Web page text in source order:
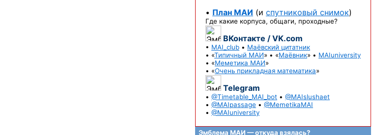
• План МАИ (и спутниковый снимок)
Где какие корпуса, общаги, проходные?
ВКонтакте / VK.com
• MAI_club • Маёвский цитатник
• «Типичный МАИ» • «Маёвник» • MAIuniversity
• «Меметика МАИ»
• «Очень прикладная математика»
Telegram
• @Timetable_MAI_bot • @MAIslushaet
• @MAIpassage • @MemetikaMAI
• @MAIuniversity
Эмблема МАИ — откуда взялась?